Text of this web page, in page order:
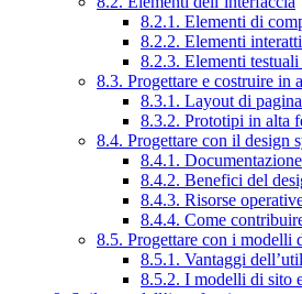
8.2.1. Elementi di
8.2.2. Elementi
8.2.3. Elementi
8.3. Progettare e costruire in
8.3.1. Layout di pagina
8.3.2. Prototipi in alta
8.4. Progettare con il design
8.4.1. Documentazione
8.4.2. Benefici del
8.4.3. Risorse
8.4.4. Come
8.5. Progettare con i modelli
8.5.1. Vantaggi
8.5.2. I modelli di sito